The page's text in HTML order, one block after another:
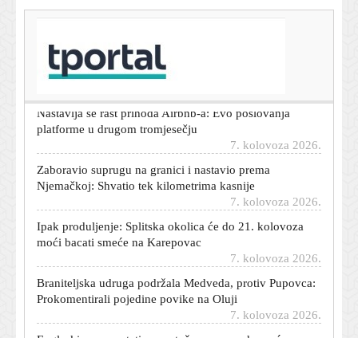
T-portal.hr
manje od 40 eura
platforme u drugom tromjesečju
Zaboravio suprugu na granici i nastavio prema
Njemačkoj: Shvatio tek kilometrima kasnije
7. kolovoza 2026.
Ipak produljenje: Splitska okolica će do 21. kolovoza
moći bacati smeće na Karepovac
Braniteljska udruga podržala Medveda, protiv Pupovca:
Prokomentirali pojedine povike na Oluji
7. kolovoza 2026.
Engleski reprezentativac optužen za napad u noćnom